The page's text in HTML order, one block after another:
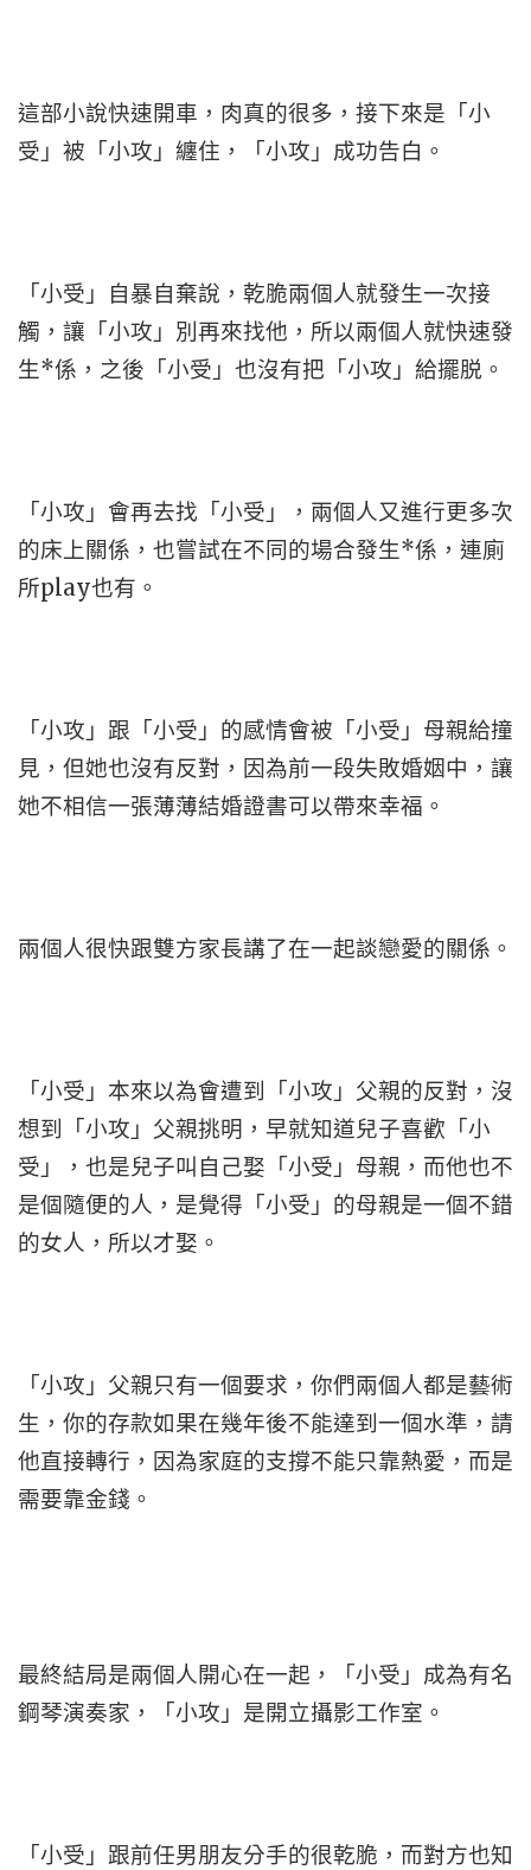
這部小說快速開車，肉真的很多，接下來是「小
受」被「小攻」纏住，「小攻」成功告白。
「小受」自暴自棄說，乾脆兩個人就發生一次接
觸，讓「小攻」別再來找他，所以兩個人就快速發
生*係，之後「小受」也沒有把「小攻」給擺脱。
「小攻」會再去找「小受」，兩個人又進行更多次
的床上關係，也嘗試在不同的場合發生*係，連廁
所play也有。
「小攻」跟「小受」的感情會被「小受」母親給撞
見，但她也沒有反對，因為前一段失敗婚姻中，讓
她不相信一張薄薄結婚證書可以帶來幸福。
兩個人很快跟雙方家長講了在一起談戀愛的關係。
「小受」本來以為會遭到「小攻」父親的反對，沒
想到「小攻」父親挑明，早就知道兒子喜歡「小
受」，也是兒子叫自己娶「小受」母親，而他也不
是個隨便的人，是覺得「小受」的母親是一個不錯
的女人，所以才娶。
「小攻」父親只有一個要求，你們兩個人都是藝術
生，你的存款如果在幾年後不能達到一個水準，請
他直接轉行，因為家庭的支撐不能只靠熱愛，而是
需要靠金錢。
最終結局是兩個人開心在一起，「小受」成為有名
鋼琴演奏家，「小攻」是開立攝影工作室。
「小受」跟前任男朋友分手的很乾脆，而對方也知